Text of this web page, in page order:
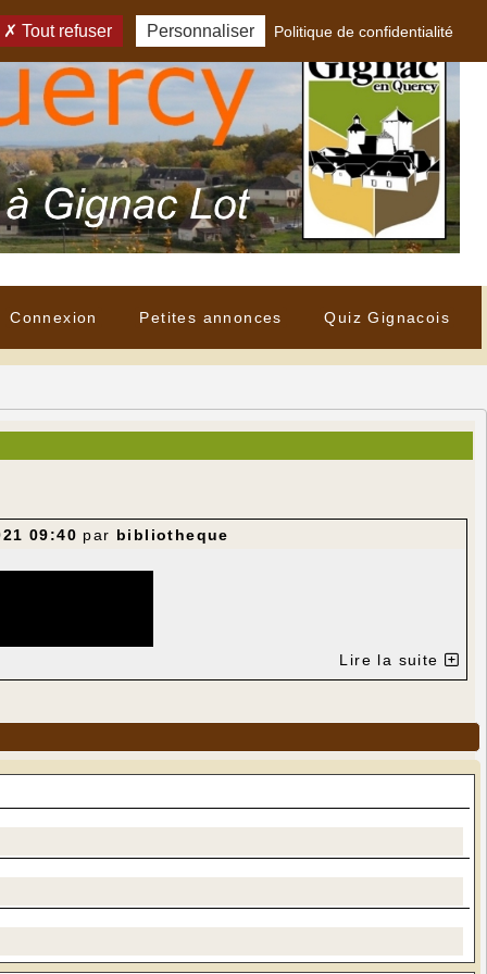
Connexion Petites annonces Quiz Gignacois
09:40 par bibliotheque
vivaient en grande partie du revenu de leurs
trois charrettes remplies d'ardoises, et ils
Lire la suite
Tout refuser Personnaliser Politique de confidentialité